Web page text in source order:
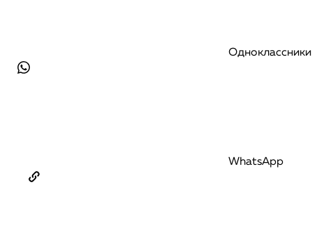
Одноклассники
WhatsApp